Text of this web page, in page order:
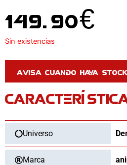
149.90€
Sin existencias
Universo
Marca